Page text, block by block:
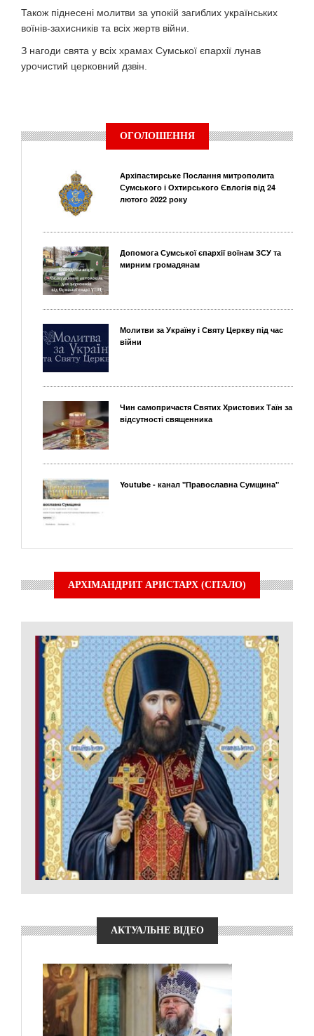
Також піднесені молитви за упокій загиблих українських
воїнів-захисників та всіх жертв війни.
З нагоди свята у всіх храмах Сумської єпархії лунав
урочистий церковний дзвін.
ОГОЛОШЕННЯ
Архіпастирське Послання митрополита
Сумського і Охтирського Євлогія від 24
лютого 2022 року
Допомога Сумської єпархії воїнам ЗСУ та
мирним громадянам
Молитви за Україну і Святу Церкву під час
війни
Чин самопричастя Святих Христових Таїн за
відсутності священника
Youtube - канал "Православна Сумщина"
АРХІМАНДРИТ АРИСТАРХ (СІТАЛО)
АКТУАЛЬНЕ ВІДЕО